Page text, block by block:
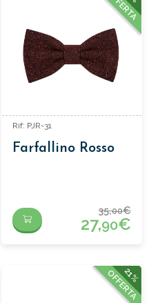
Rif: PJR-31
Farfallino Rosso
35,00€
27,90€
21%
OFFERTA